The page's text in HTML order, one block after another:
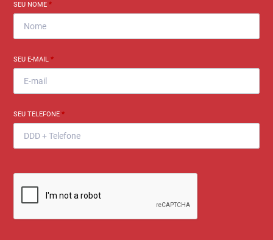
SEU NOME*
SEU E-MAIL*
SEU TELEFONE*